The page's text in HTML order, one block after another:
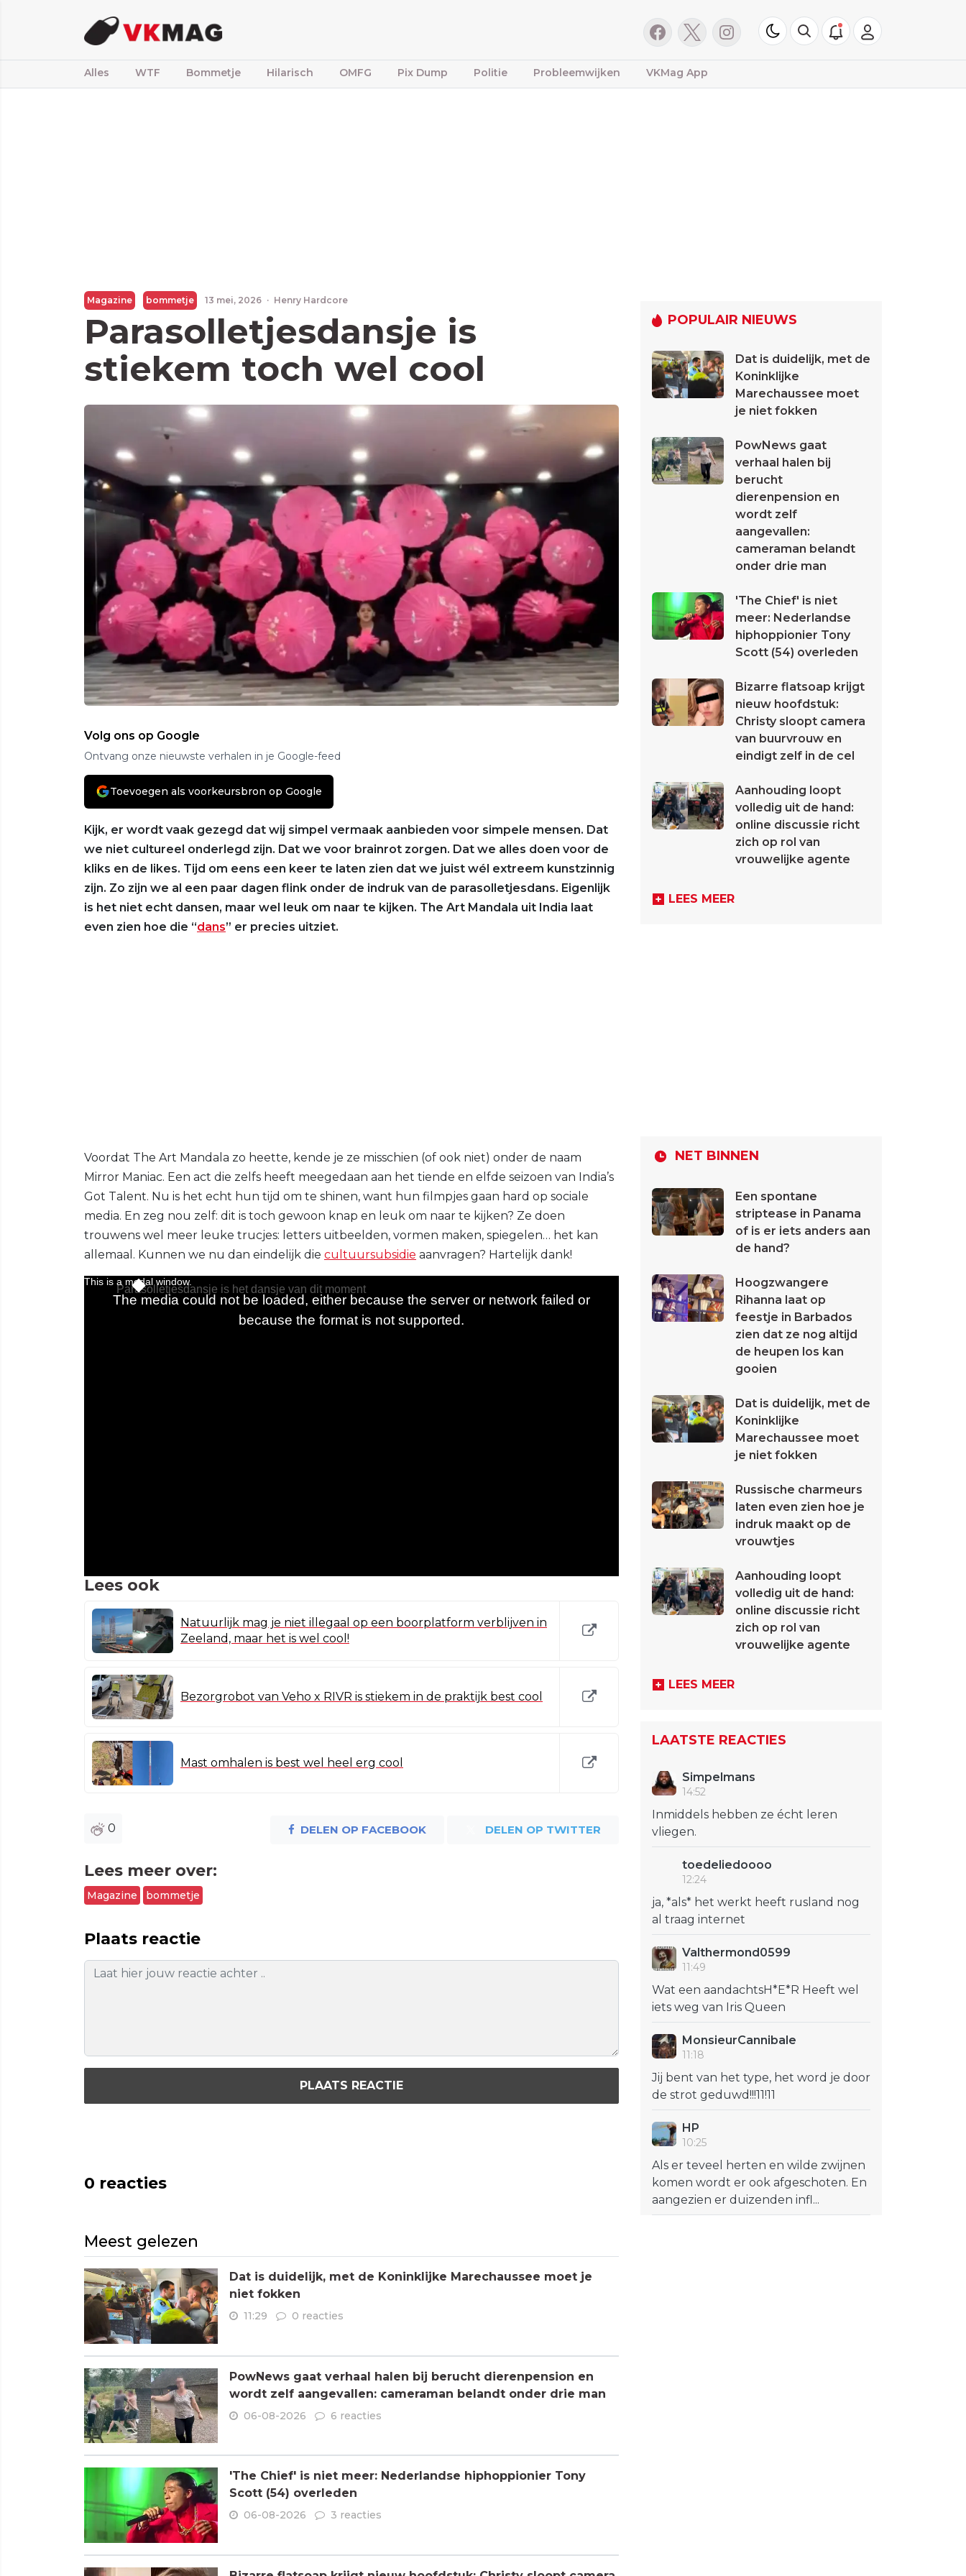
Alles WTF Bommetje Hilarisch OMFG Pix Dump Politie Probleemwijken VKMag App
Magazine bommetje 13 mei, 2026 · Henry Hardcore
Parasolletjesdansje is
stiekem toch wel cool
Volg ons op Google
Ontvang onze nieuwste verhalen in je Google-feed
Toevoegen als voorkeursbron op Google
Kijk, er wordt vaak gezegd dat wij simpel vermaak aanbieden voor simpele mensen. Dat
we niet cultureel onderlegd zijn. Dat we voor brainrot zorgen. Dat we alles doen voor de
kliks en de likes. Tijd om eens een keer te laten zien dat we juist wél extreem kunstzinnig
zijn. Zo zijn we al een paar dagen flink onder de indruk van de parasolletjesdans. Eigenlijk
is het niet echt dansen, maar wel leuk om naar te kijken. The Art Mandala uit India laat
even zien hoe die “dans” er precies uitziet.
Voordat The Art Mandala zo heette, kende je ze misschien (of ook niet) onder de naam
Mirror Maniac. Een act die zelfs heeft meegedaan aan het tiende en elfde seizoen van India’s
Got Talent. Nu is het echt hun tijd om te shinen, want hun filmpjes gaan hard op sociale
media. En zeg nou zelf: dit is toch gewoon knap en leuk om naar te kijken? Ze doen
trouwens wel meer leuke trucjes: letters uitbeelden, vormen maken, spiegelen… het kan
allemaal. Kunnen we nu dan eindelijk die cultuursubsidie aanvragen? Hartelijk dank!
Lees ook
Natuurlijk mag je niet illegaal op een boorplatform verblijven in
Zeeland, maar het is wel cool!
Bezorgrobot van Veho x RIVR is stiekem in de praktijk best cool
Mast omhalen is best wel heel erg cool
0 DELEN OP FACEBOOK DELEN OP TWITTER
Lees meer over:
Magazine bommetje
Plaats reactie
PLAATS REACTIE
0 reacties
Meest gelezen
Dat is duidelijk, met de Koninklijke Marechaussee moet je
niet fokken
11:29 0 reacties
PowNews gaat verhaal halen bij berucht dierenpension en
wordt zelf aangevallen: cameraman belandt onder drie man
06-08-2026 6 reacties
'The Chief' is niet meer: Nederlandse hiphoppionier Tony
Scott (54) overleden
06-08-2026 3 reacties
POPULAIR NIEUWS
Dat is duidelijk, met de
Koninklijke
Marechaussee moet
je niet fokken
PowNews gaat
verhaal halen bij
berucht
dierenpension en
wordt zelf
aangevallen:
cameraman belandt
onder drie man
'The Chief' is niet
meer: Nederlandse
hiphoppionier Tony
Scott (54) overleden
Bizarre flatsoap krijgt
nieuw hoofdstuk:
Christy sloopt camera
van buurvrouw en
eindigt zelf in de cel
Aanhouding loopt
volledig uit de hand:
online discussie richt
zich op rol van
vrouwelijke agente
LEES MEER
NET BINNEN
Een spontane
striptease in Panama
of is er iets anders aan
de hand?
Hoogzwangere
Rihanna laat op
feestje in Barbados
zien dat ze nog altijd
de heupen los kan
gooien
Dat is duidelijk, met de
Koninklijke
Marechaussee moet
je niet fokken
Russische charmeurs
laten even zien hoe je
indruk maakt op de
vrouwtjes
Aanhouding loopt
volledig uit de hand:
online discussie richt
zich op rol van
vrouwelijke agente
LEES MEER
LAATSTE REACTIES
Simpelmans
14:52
Inmiddels hebben ze écht leren
vliegen.
toedeliedoooo
12:24
ja, *als* het werkt heeft rusland nog
al traag internet
Valthermond0599
11:49
Wat een aandachtsH*E*R Heeft wel
iets weg van Iris Queen
MonsieurCannibale
11:18
Jij bent van het type, het word je door
de strot geduwd!!!11!11
HP
10:25
Als er teveel herten en wilde zwijnen
komen wordt er ook afgeschoten. En
aangezien er duizenden infl...